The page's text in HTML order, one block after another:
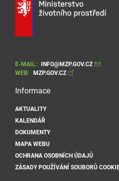
E-MAIL:
INFO@MZP.GOV.CZ
WEB:
MZP.GOV.CZ
Informace
AKTUALITY
KALENDÁŘ
DOKUMENTY
MAPA WEBU
OCHRANA OSOBNÍCH ÚDAJŮ
ZÁSADY POUŽÍVÁNÍ SOUBORŮ